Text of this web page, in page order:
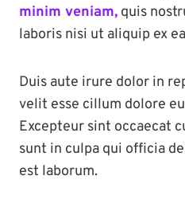
minim veniam, quis
laboris nisi ut aliquip ex
Duis aute irure dolor in
velit esse cillum dolore
Excepteur sint occaecat
sunt in culpa qui officia
est laborum.